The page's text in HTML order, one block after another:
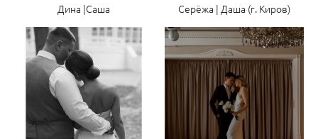
Дина |Саша Серёжа | Даша (г. Киров)